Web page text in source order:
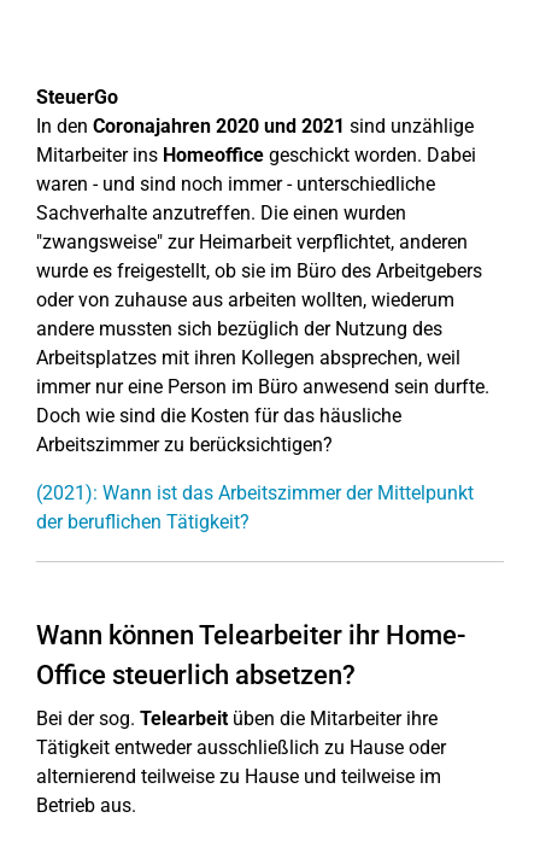
SteuerGo
In den Coronajahren 2020 und 2021 sind unzählige
Mitarbeiter ins Homeoffice geschickt worden. Dabei
waren - und sind noch immer - unterschiedliche
Sachverhalte anzutreffen. Die einen wurden
"zwangsweise" zur Heimarbeit verpflichtet, anderen
wurde es freigestellt, ob sie im Büro des Arbeitgebers
oder von zuhause aus arbeiten wollten, wiederum
andere mussten sich bezüglich der Nutzung des
Arbeitsplatzes mit ihren Kollegen absprechen, weil
immer nur eine Person im Büro anwesend sein durfte.
Doch wie sind die Kosten für das häusliche
Arbeitszimmer zu berücksichtigen?
(2021): Wann ist das Arbeitszimmer der Mittelpunkt
der beruflichen Tätigkeit?
Wann können Telearbeiter ihr Home-
Office steuerlich absetzen?
Bei der sog. Telearbeitüben die Mitarbeiter ihre
Tätigkeit entweder ausschließlich zu Hause oder
alternierend teilweise zu Hause und teilweise im
Betrieb aus.